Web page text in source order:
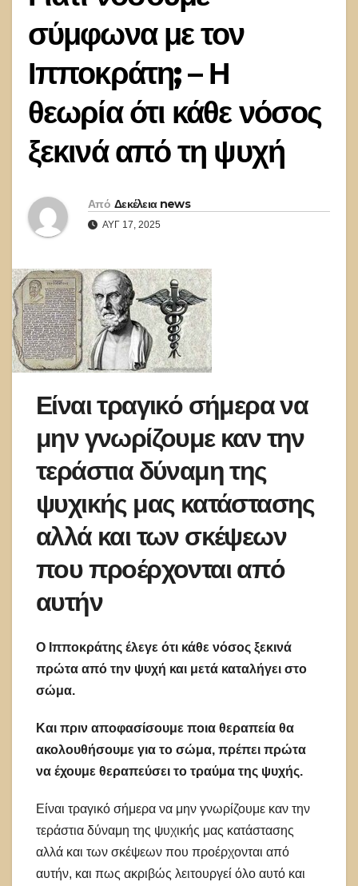
σύμφωνα με τον
Ιπποκράτη; – Η
θεωρία ότι κάθε νόσος
ξεκινά από τη ψυχή
Από Δεκέλεια news
ΑΥΓ 17, 2025
Είναι τραγικό σήμερα να
μην γνωρίζουμε καν την
τεράστια δύναμη της
ψυχικής μας κατάστασης
αλλά και των σκέψεων
που προέρχονται από
αυτήν
Ο Ιπποκράτης έλεγε ότι κάθε νόσος ξεκινά
πρώτα από την ψυχή και μετά καταλήγει στο
σώμα.
Και πριν αποφασίσουμε ποια θεραπεία θα
ακολουθήσουμε για το σώμα, πρέπει πρώτα
να έχουμε θεραπεύσει το τραύμα της ψυχής.
Είναι τραγικό σήμερα να μην γνωρίζουμε καν την
τεράστια δύναμη της ψυχικής μας κατάστασης
αλλά και των σκέψεων που προέρχονται από
αυτήν, και πως ακριβώς λειτουργεί όλο αυτό και